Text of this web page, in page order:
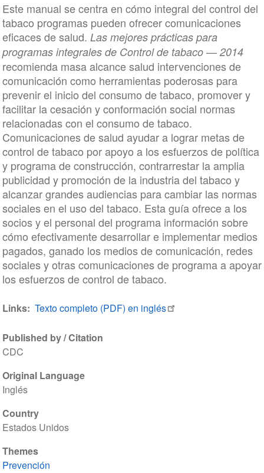
Published by / Citation
CDC
Original Language
Inglés
Country
Estados Unidos
Themes
Prevención
Este manual se centra en cómo integral del control del
tabaco programas pueden ofrecer comunicaciones
eficaces de salud. Las mejores prácticas para
programas integrales de Control de tabaco — 2014
recomienda masa alcance salud intervenciones de
comunicación como herramientas poderosas para
prevenir el inicio del consumo de tabaco, promover y
facilitar la cesación y conformación social normas
relacionadas con el consumo de tabaco.
Comunicaciones de salud ayudar a lograr metas de
control de tabaco por apoyo a los esfuerzos de política
y programa de construcción, contrarrestar la amplia
publicidad y promoción de la industria del tabaco y
alcanzar grandes audiencias para cambiar las normas
sociales en el uso del tabaco. Esta guía ofrece a los
socios y el personal del programa información sobre
cómo efectivamente desarrollar e implementar medios
pagados, ganado los medios de comunicación, redes
sociales y otras comunicaciones de programa a apoyar
los esfuerzos de control de tabaco.
Links Texto completo (PDF) en inglés